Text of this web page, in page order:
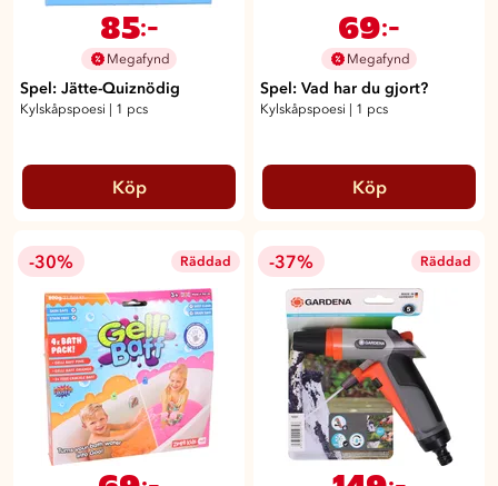
85:-
Megafynd
Spel: Jätte-Quiznödig
Kylskåpspoesi 1 pcs
Köp
69:-
Megafynd
Spel: Vad har du gjort?
Kylskåpspoesi 1 pcs
Köp
-30% Räddad -37% Räddad